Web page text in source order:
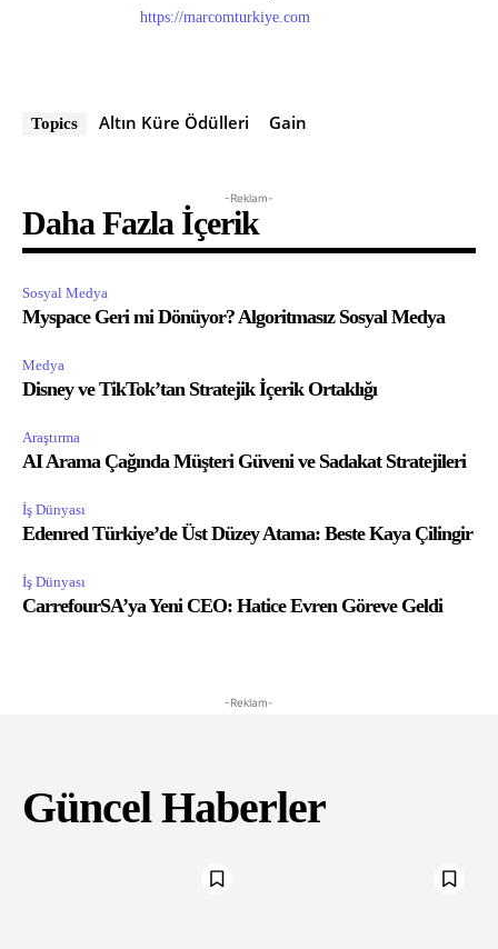
https://marcomturkiye.com
Topics Altın Küre Ödülleri Gain
-Reklam-
Daha Fazla İçerik
Sosyal Medya
Myspace Geri mi Dönüyor? Algoritmasız Sosyal Medya
Medya
Disney ve TikTok’tan Stratejik İçerik Ortaklığı
Araştırma
AI Arama Çağında Müşteri Güveni ve Sadakat Stratejileri
İş Dünyası
Edenred Türkiye’de Üst Düzey Atama: Beste Kaya Çilingir
İş Dünyası
CarrefourSA’ya Yeni CEO: Hatice Evren Göreve Geldi
-Reklam-
Güncel Haberler